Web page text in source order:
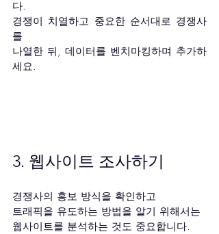
다.
경쟁이 치열하고 중요한 순서대로 경쟁사
를
나열한 뒤, 데이터를 벤치마킹하며 추가하
세요.
3. 웹사이트 조사하기
경쟁사의 홍보 방식을 확인하고
트래픽을 유도하는 방법을 알기 위해서는
웹사이트를 분석하는 것도 중요합니다.